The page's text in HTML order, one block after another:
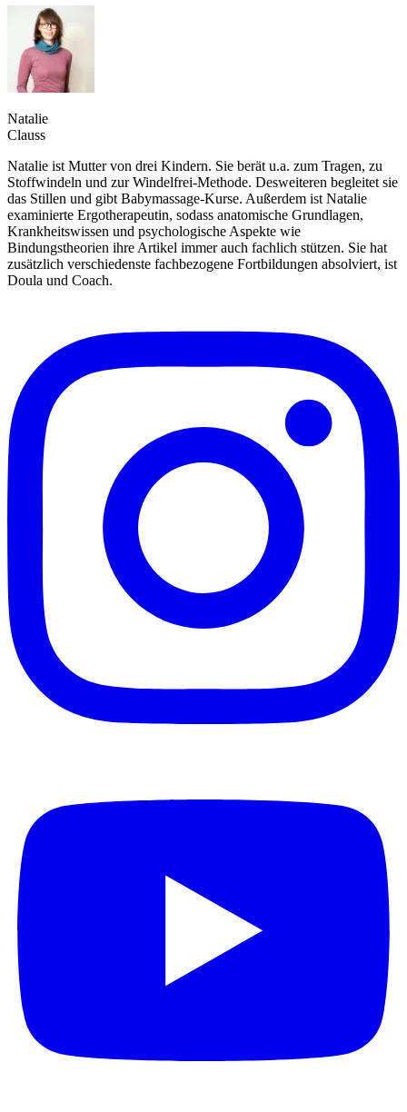
Natalie
Clauss
Natalie ist Mutter von drei Kindern. Sie berät u.a. zum Tragen, zu
Stoffwindeln und zur Windelfrei-Methode. Desweiteren begleitet sie
das Stillen und gibt Babymassage-Kurse. Außerdem ist Natalie
examinierte Ergotherapeutin, sodass anatomische Grundlagen,
Krankheitswissen und psychologische Aspekte wie
Bindungstheorien ihre Artikel immer auch fachlich stützen. Sie hat
zusätzlich verschiedenste fachbezogene Fortbildungen absolviert, ist
Doula und Coach.